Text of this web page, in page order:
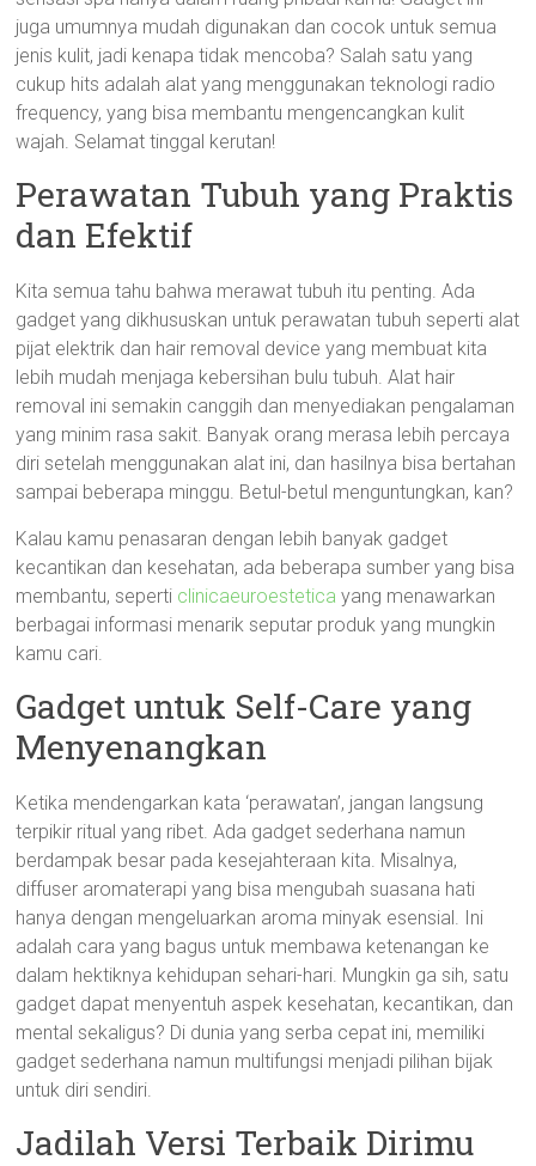
juga umumnya mudah digunakan dan cocok untuk semua
jenis kulit, jadi kenapa tidak mencoba? Salah satu yang
cukup hits adalah alat yang menggunakan teknologi radio
frequency, yang bisa membantu mengencangkan kulit
wajah. Selamat tinggal kerutan!
Perawatan Tubuh yang Praktis
dan Efektif
Kita semua tahu bahwa merawat tubuh itu penting. Ada
gadget yang dikhususkan untuk perawatan tubuh seperti alat
pijat elektrik dan hair removal device yang membuat kita
lebih mudah menjaga kebersihan bulu tubuh. Alat hair
removal ini semakin canggih dan menyediakan pengalaman
yang minim rasa sakit. Banyak orang merasa lebih percaya
diri setelah menggunakan alat ini, dan hasilnya bisa bertahan
sampai beberapa minggu. Betul-betul menguntungkan, kan?
Kalau kamu penasaran dengan lebih banyak gadget
kecantikan dan kesehatan, ada beberapa sumber yang bisa
membantu, seperti clinicaeuroestetica yang menawarkan
berbagai informasi menarik seputar produk yang mungkin
kamu cari.
Gadget untuk Self-Care yang
Menyenangkan
Ketika mendengarkan kata ‘perawatan’, jangan langsung
terpikir ritual yang ribet. Ada gadget sederhana namun
berdampak besar pada kesejahteraan kita. Misalnya,
diffuser aromaterapi yang bisa mengubah suasana hati
hanya dengan mengeluarkan aroma minyak esensial. Ini
adalah cara yang bagus untuk membawa ketenangan ke
dalam hektiknya kehidupan sehari-hari. Mungkin ga sih, satu
gadget dapat menyentuh aspek kesehatan, kecantikan, dan
mental sekaligus? Di dunia yang serba cepat ini, memiliki
gadget sederhana namun multifungsi menjadi pilihan bijak
untuk diri sendiri.
Jadilah Versi Terbaik Dirimu